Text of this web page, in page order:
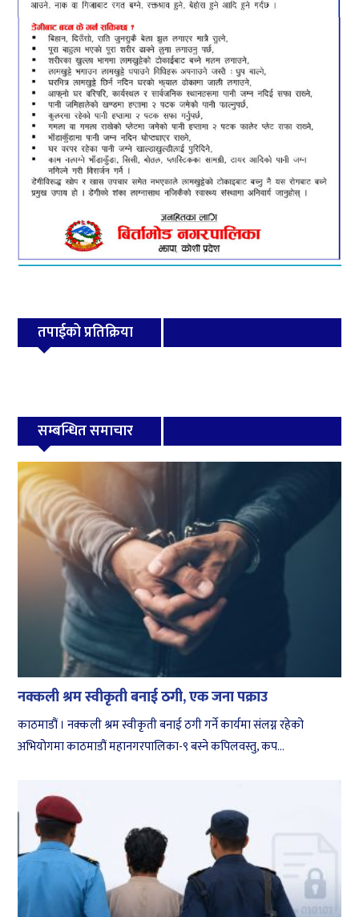
तपाईको प्रतिक्रिया
सम्बन्धित समाचार
नक्कली श्रम स्वीकृती बनाई ठगी, एक जना पक्राउ
काठमाडौं । नक्कली श्रम स्वीकृती बनाई ठगी गर्ने कार्यमा संलग्न रहेको
अभियोगमा काठमाडौं महानगरपालिका-९ बस्ने कपिलवस्तु, कप...